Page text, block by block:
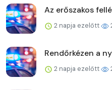
Az erőszakos
2 napja ezelőtt
Rendőrkézen a
2 napja ezelőtt